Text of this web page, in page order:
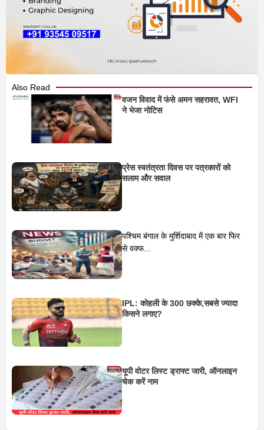
Also Read
वजन विवाद में फंसे अमन सहरावत, WFI
ने भेजा नोटिस
प्रेस स्वतंत्रता दिवस पर पत्रकारों को
सलाम और सवाल
पश्चिम बंगाल के मुर्शिदाबाद में एक बार फिर
से वक्फ...
IPL: कोहली के 300 छक्के,सबसे ज्यादा
किसने लगाए?
यूपी वोटर लिस्ट ड्राफ्ट जारी, ऑनलाइन
चेक करें नाम